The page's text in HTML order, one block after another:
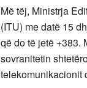
Më tëj, Ministrja
(ITU) me datë 15
që do të jetë +383.
sovranitetin
telekomunikacionit